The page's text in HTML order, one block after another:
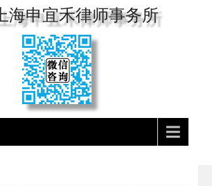
上海申宜禾律师事务所